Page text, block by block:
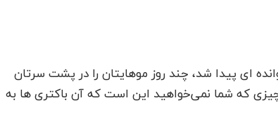
ای پیدا شد، چند روز موهایتان را در پشت سرتان
چیزی که شما نمی‌خواهید این است که آن باکتری ها به